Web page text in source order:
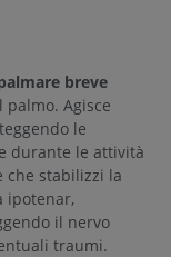
breve
Agisce
le
durante le attività
che stabilizzi la
ipotenar,
il nervo
traumi.